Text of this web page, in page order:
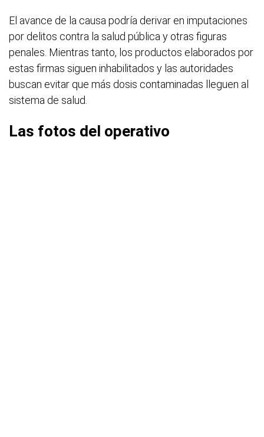
El avance de la causa podría derivar en imputaciones
por delitos contra la salud pública y otras figuras
penales. Mientras tanto, los productos elaborados por
estas firmas siguen inhabilitados y las autoridades
buscan evitar que más dosis contaminadas lleguen al
sistema de salud.
Las fotos del operativo